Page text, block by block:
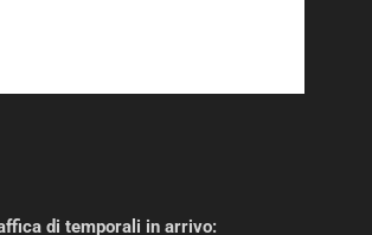
di temporali in arrivo: